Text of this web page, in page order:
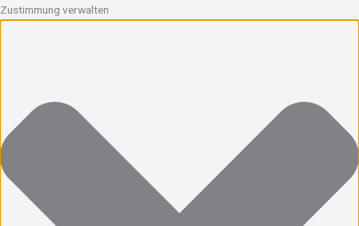
Zustimmung verwalten